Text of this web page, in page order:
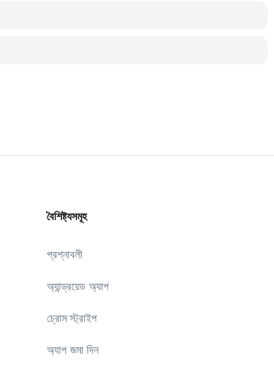
বৈশিষ্ট্যসমূহ
প্রশ্নাবলী
অ্যান্ড্রয়েড অ্যাপ
চ্রোম স্ট্রাইপ
অ্যাপ জমা দিন